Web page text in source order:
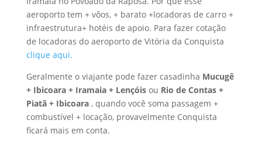
aeroporto tem + vôos, + barato +locadoras de carro +
infraestrutura+ hotéis de apoio. Para fazer cotação
de locadoras do aeroporto de Vitória da Conquista
clique aqui.
Geralmente o viajante pode fazer casadinha Mucugê
+ Ibicoara + Iramaia + Lençóis ou Rio de Contas +
Piatã + Ibicoara , quando você soma passagem +
combustível + locação, provavelmente Conquista
ficará mais em conta.